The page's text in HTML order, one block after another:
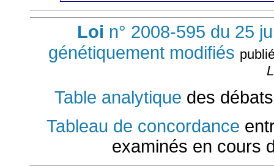
Loi n° 2008-595 du 25
génétiquement modifiés
Table analytique des
Tableau de concordance
examinés en cours